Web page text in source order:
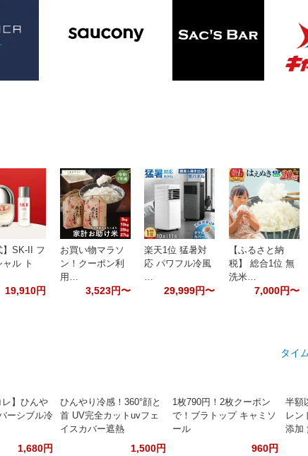
】SK-II フ
ャル ト
19,910円
お買い物マラソ
ン！クーポン利
用…
3,523円〜
楽天1位 猛暑対
応 パワフル冷風
…
29,999円〜
【ふるさと納
税】 総合1位 無
洗米…
7,000円〜
タイ
レ】ひんや
ーシブル冷
1,680円
ひんやり冷感！360°顔と
首 UV完全カットuvフェ
イスカバー遮熱
1,500円
1枚790円！2枚クーポン
で！ブラトップ キャミソ
ール
960円
半額
レン
添加